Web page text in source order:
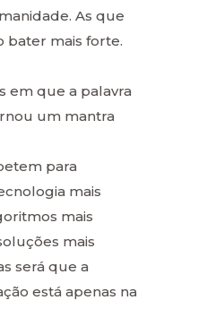
As que
bater mais forte.
em que a palavra
um mantra
para
mais
mais
mais
será que a
está apenas na